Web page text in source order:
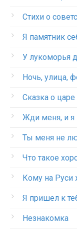
Стихи о
Я памятник
У лукоморья
Ночь, улица,
Сказка о царе
Жди меня, и я
Ты меня не
Что такое
Кому на Руси
Я пришел к
Незнакомка